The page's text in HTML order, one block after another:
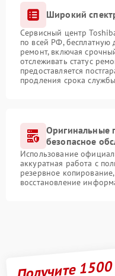
Широкий
Сервисный центр
по всей РФ, бесплатную
ремонт, включая
отслеживать статус
предоставляется
продления срока
Оригинальные
безопасное
Использование
аккуратная работа с
резервное
восстановление
Получите